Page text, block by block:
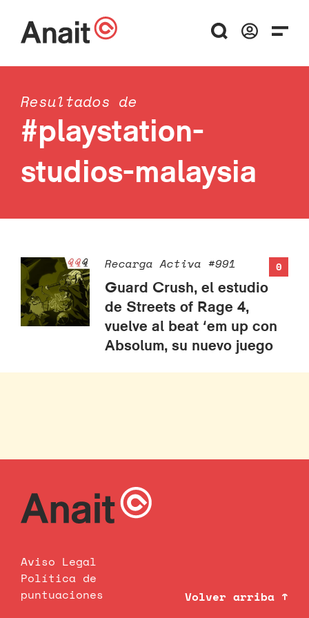
Resultados de
#playstation-
studios-malaysia
0
Recarga Activa #991
Guard Crush, el estudio
de Streets of Rage 4,
vuelve al beat ‘em up con
Absolum, su nuevo juego
Aviso Legal
Política de
puntuaciones
Volver arriba ↑